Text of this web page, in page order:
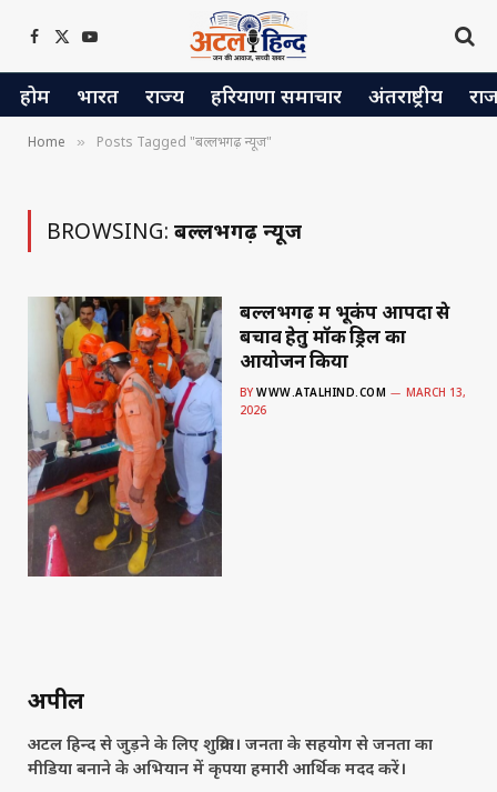
Facebook
X
(Twitter)
YouTube
होम भारत राज्य हरियाणा समाचार अंतराष्ट्रीय
Home » Posts Tagged "बल्लभगढ़ न्यूज"
BROWSING: बल्लभगढ़ न्यूज
बल्लभगढ़ में भूकंप आपदा से
बचाव हेतु मॉक ड्रिल का
आयोजन किया
BY WWW.ATALHIND.COM
MARCH 13,
2026
अपील
अटल हिन्द से जुड़ने के लिए शुक्रिया। जनता के सहयोग से जनता का
मीडिया बनाने के अभियान में कृपया हमारी आर्थिक मदद करें।